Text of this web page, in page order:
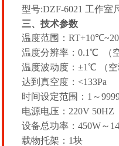
型号:DZF-6021 工作室
三、技术参数
温度范围：
温度分辨率：0.1℃ （
温度波动度：±1℃ （
达到真空度：<133Pa
时间设定范围：1～
电源电压：220V 50HZ
设备总功率：450W～
载物托架：1块